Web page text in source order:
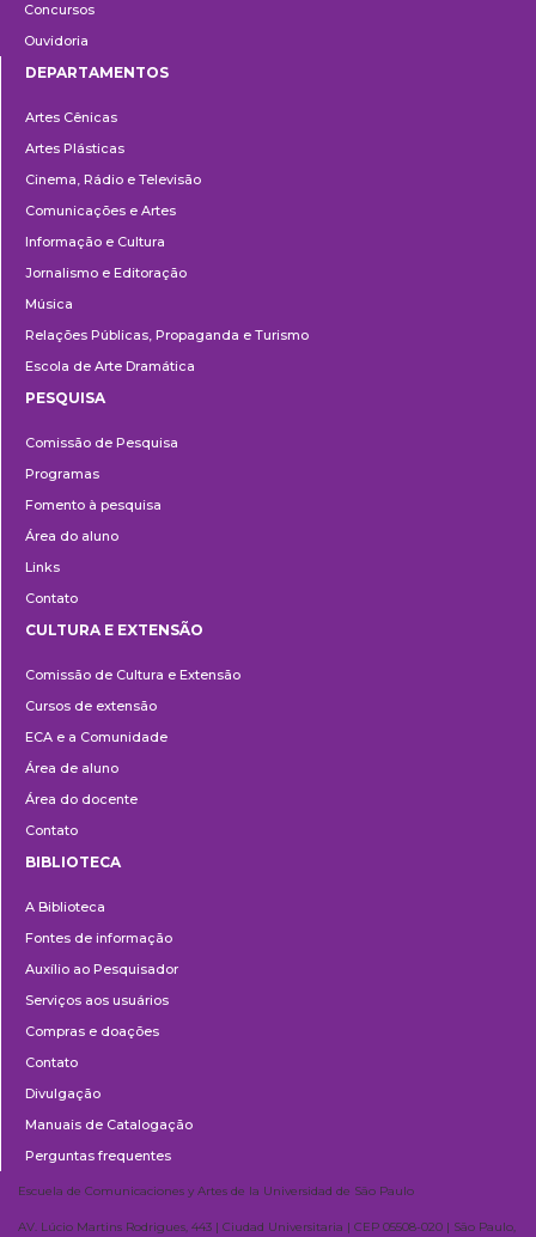
Concursos
Ouvidoria
DEPARTAMENTOS
Artes Cênicas
Artes Plásticas
Cinema, Rádio e Televisão
Comunicações e Artes
Informação e Cultura
Jornalismo e Editoração
Música
Relações Públicas, Propaganda e Turismo
Escola de Arte Dramática
PESQUISA
Comissão de Pesquisa
Programas
Fomento à pesquisa
Área do aluno
Links
Contato
e
Extensão
CULTURA E EXTENSÃO
Comissão de Cultura e Extensão
Cursos de extensão
ECA e a Comunidade
Área de aluno
Área do docente
Contato
BIBLIOTECA
A Biblioteca
Fontes de informação
Auxílio ao Pesquisador
Serviços aos usuários
Compras e doações
Contato
Divulgação
Manuais de Catalogação
Perguntas frequentes
Escuela de Comunicaciones y Artes de la Universidad de São Paulo
AV. Lúcio Martins Rodrigues, 443 | Ciudad Universitaria | CEP 05508-020 | São Paulo,